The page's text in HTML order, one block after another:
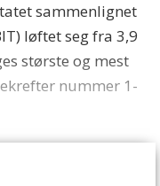
sammenlignet
løftet seg fra 3,9
største og mest
nummer 1-